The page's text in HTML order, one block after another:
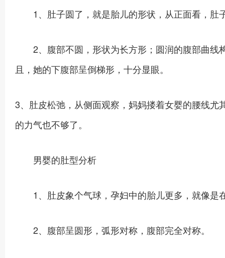
1、肚子圆了，就是胎儿的形状，从正面看，肚
2、腹部不圆，形状为长方形；圆润的腹部曲线
且，她的下腹部呈倒梯形，十分显眼。
3、肚皮松弛，从侧面观察，妈妈搂着女婴的腰线
的力气也不够了。
男婴的肚型分析
1、肚皮象个气球，孕妇中的胎儿更多，就像是
2、腹部呈圆形，弧形对称，腹部完全对称。